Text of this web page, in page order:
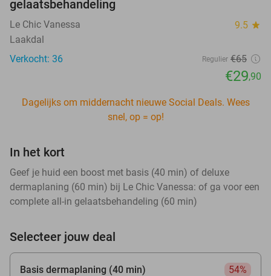
gelaatsbehandeling
Le Chic Vanessa 9.5 star
Laakdal
Verkocht: 36
Regulier €65
€29,90
Dagelijks om middernacht nieuwe Social Deals. Wees
snel, op = op!
In het kort
Geef je huid een boost met basis (40 min) of deluxe
dermaplaning (60 min) bij Le Chic Vanessa: of ga voor een
complete all-in gelaatsbehandeling (60 min)
Selecteer jouw deal
Basis dermaplaning (40 min)
54%